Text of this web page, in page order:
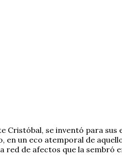
se inventó para sus
un eco atemporal de
red de afectos que la sembró